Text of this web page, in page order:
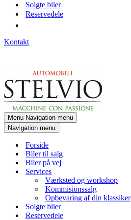
Solgte biler
Reservedele
Kontakt
Menu Navigation menu
Navigation menu
Forside
Biler til salg
Biler på vej
Services
Værksted og workshop
Kommisionssalg
Opbevaring af din klassiker
Solgte biler
Reservedele